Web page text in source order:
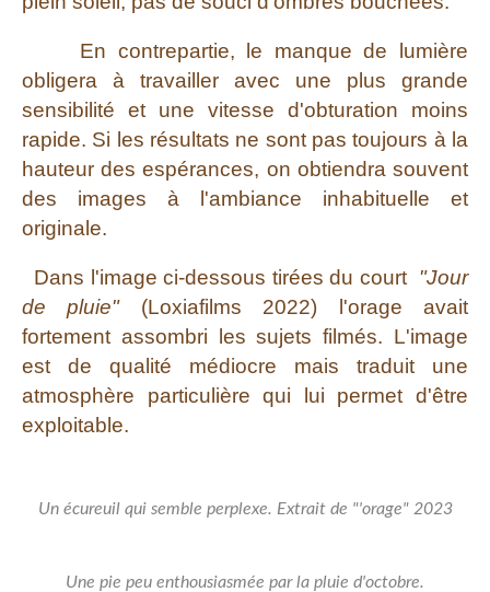
En contrepartie, le manque de lumière
obligera à travailler avec une plus grande
sensibilité et une vitesse d'obturation moins
rapide. Si les résultats ne sont pas toujours à la
hauteur des espérances, on obtiendra souvent
des images à l'ambiance inhabituelle et
originale.
Dans l'image ci-dessous tirées du court "Jour
de pluie"(Loxiafilms 2022) l'orage avait
fortement assombri les sujets filmés. L'image
est de qualité médiocre mais traduit une
atmosphère particulière qui lui permet d'être
exploitable.
Un écureuil qui semble perplexe. Extrait de "'orage" 2023
Une pie peu enthousiasmée par la pluie d'octobre.